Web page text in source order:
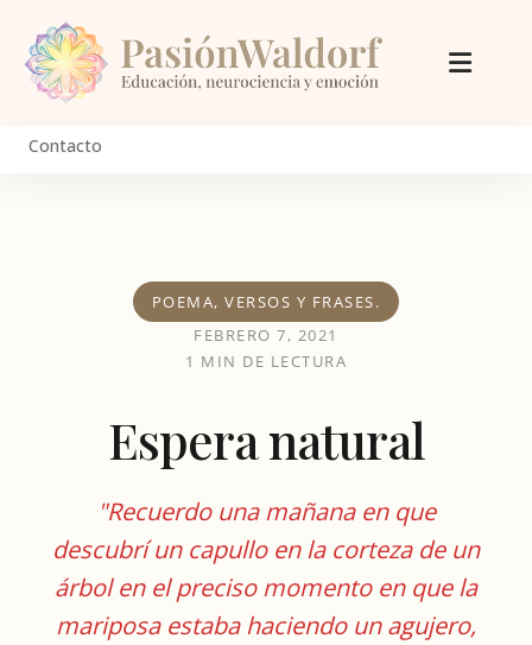
Inicio
Sobre mí
Contacto
POEMA, VERSOS Y FRASES.
FEBRERO 7, 2021
1 MIN DE LECTURA
Espera natural
"Recuerdo una mañana en que
descubrí un capullo en la corteza de un
árbol en el preciso momento en que la
mariposa estaba haciendo un agujero,